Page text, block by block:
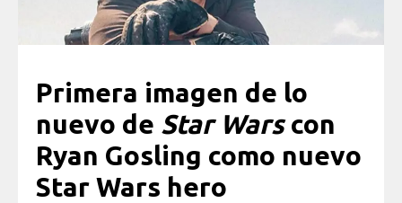
Primera imagen de lo
nuevo de Star Warscon
Ryan Gosling como nuevo
Star Wars hero